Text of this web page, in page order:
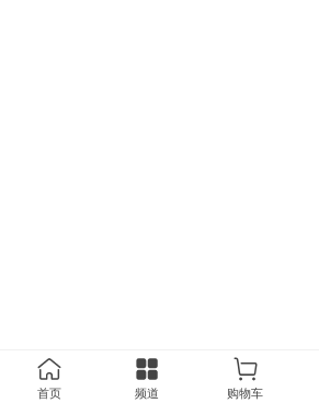
首页 频道 购物车